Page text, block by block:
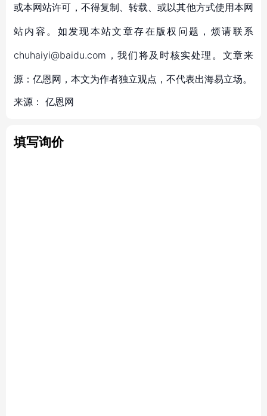
或本网站许可，不得复制、转载、或以其他方式使用本网
站内容。如发现本站文章存在版权问题，烦请联系
chuhaiyi@baidu.com，我们将及时核实处理。文章来
源：亿恩网，本文为作者独立观点，不代表出海易立场。
来源： 亿恩网
填写询价